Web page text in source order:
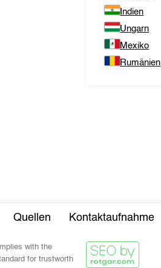
Indien
Ungarn
Mexiko
Rumänien
Quellen Kontaktaufnahme
with the
for trustworth